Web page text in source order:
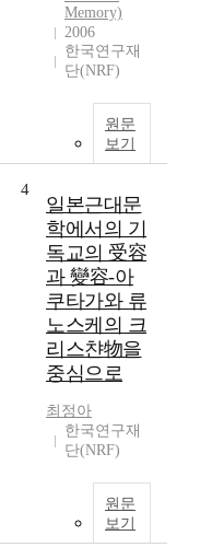
Memory)
2006
한국연구재
단(NRF)
원문
보기
4
일본근대문
학에서의 기
독교의 受容
과 變容-아
쿠타가와 류
노스케의 크
리스챤物을
중심으로
최정아
한국연구재
단(NRF)
원문
보기